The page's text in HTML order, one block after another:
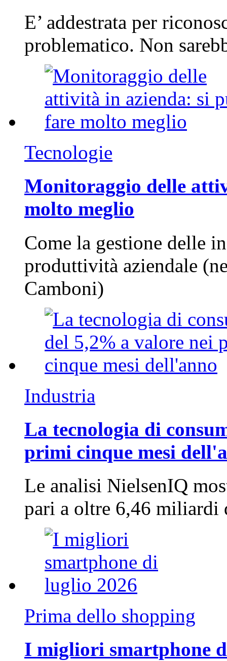
E’ addestrata per
problematico. Non
Tecnologie
Monitoraggio delle
molto meglio
Come la gestione delle
produttività aziendale
Camboni)
Industria
La tecnologia di
primi cinque mesi
Le analisi NielsenIQ
pari a oltre 6,46
Prima dello shopping
I migliori smartphone